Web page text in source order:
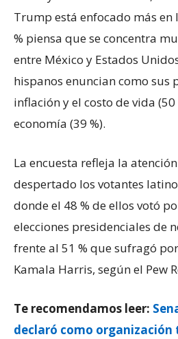
Trump está enfocado más en
% piensa que se concentra
entre México y Estados
hispanos enuncian como sus
inflación y el costo de vida
economía (39 %).
La encuesta refleja la
despertado los votantes
donde el 48 % de ellos votó
elecciones presidenciales de
frente al 51 % que sufragó
Kamala Harris, según el Pew
Te recomendamos leer:
declaró como